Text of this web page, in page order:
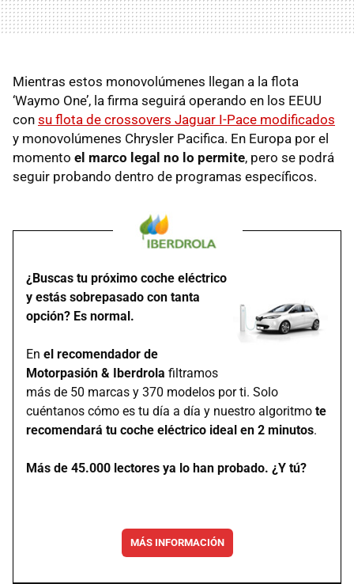
Mientras estos monovolúmenes llegan a la flota
‘Waymo One’, la firma seguirá operando en los EEUU
con su flota de crossovers Jaguar I-Pace modificados
y monovolúmenes Chrysler Pacifica. En Europa por el
momento el marco legal no lo permite, pero se podrá
seguir probando dentro de programas específicos.
¿Buscas tu próximo coche eléctrico
y estás sobrepasado con tanta
opción? Es normal.
En el recomendador de
Motorpasión & Iberdrola filtramos
más de 50 marcas y 370 modelos por ti. Solo
cuéntanos cómo es tu día a día y nuestro algoritmo te
recomendará tu coche eléctrico ideal en 2 minutos.
Más de 45.000 lectores ya lo han probado. ¿Y tú?
MÁS INFORMACIÓN